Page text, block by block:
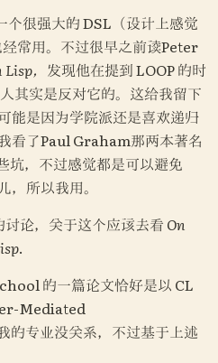
个很强大的 DSL（设计上感觉
常用。不过很早之前读Peter
， 发现他在提到 LOOP 的时
其实是反对它的。这给我留下
能是因为学院派还是喜欢递归
了Paul Graham那两本著名
坑，不过感觉都是可以避免
所以我用。
论，关于这个应该去看 On
.
的一篇论文恰好是以 CL
Mediated
专业没关系，不过基于上述